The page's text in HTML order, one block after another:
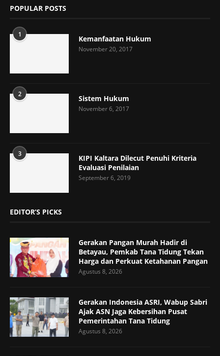
POPULAR POSTS
1 Kemanfaatan Hukum
November 20, 2017
2 Sistem Hukum
November 6, 2017
3
KIPI Kaltara Dilecut Penuhi Kriteria
Evaluasi Penilaian
September 6, 2019
EDITOR’S PICKS
Gerakan Pangan Murah Hadir di
Betayau, Pemkab Tana Tidung Tekan
Harga dan Perkuat Ketahanan Pangan
Agustus 8, 2026
Gerakan Indonesia ASRI, Wabup Sabri
Ajak ASN Jaga Kebersihan Pusat
Pemerintahan Tana Tidung
Agustus 8, 2026